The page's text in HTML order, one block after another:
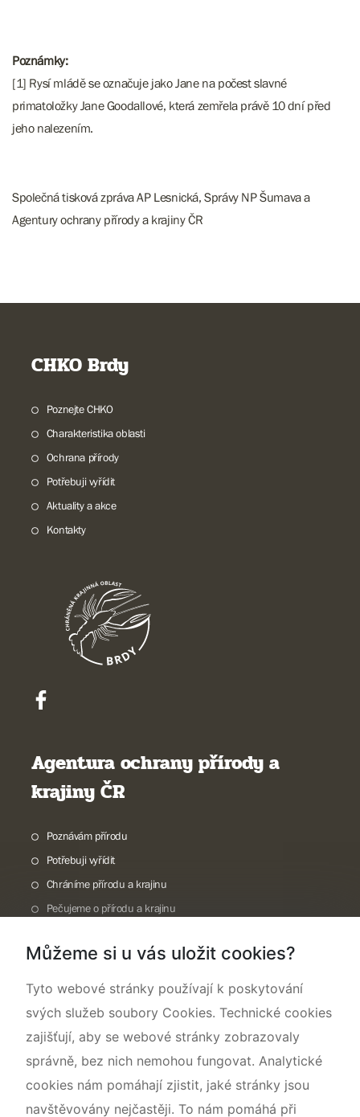
Poznámky:
[1] Rysí mládě se označuje jako Jane na počest slavné
primatoložky Jane Goodallové, která zemřela právě 10 dní před
jeho nalezením.
Společná tisková zpráva AP Lesnická, Správy NP Šumava a
Agentury ochrany přírody a krajiny ČR
CHKO Brdy
Poznejte CHKO
Charakteristika oblasti
Ochrana přírody
Potřebuji vyřídit
Aktuality a akce
Kontakty
Agentura ochrany přírody a
krajiny ČR
Poznávám přírodu
Potřebuji vyřídit
Chráníme přírodu a krajinu
Pečujeme o přírodu a krajinu
O nás
Můžeme si u vás uložit cookies?
Tyto webové stránky používají k poskytování
svých služeb soubory Cookies. Technické cookies
zajišťují, aby se webové stránky zobrazovaly
správně, bez nich nemohou fungovat. Analytické
cookies nám pomáhají zjistit, jaké stránky jsou
navštěvovány nejčastěji. To nám pomáhá při